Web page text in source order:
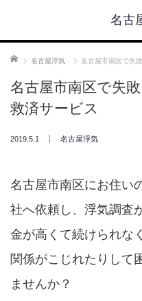
名古
ホーム 名古屋浮気 名古屋市南区で失
名古屋市南区で失
救済サービス
2019.5.1 名古屋浮気
名古屋市南区にお住い
社へ依頼し、浮気調査
金が高くて続けられな
関係がこじれたりして
ませんか？